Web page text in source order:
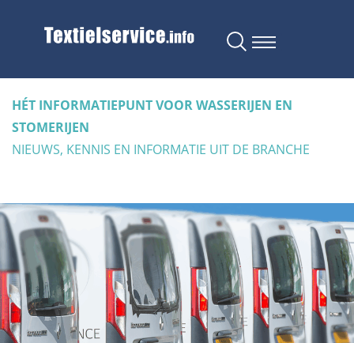
HÉT INFORMATIEPUNT VOOR WASSERIJEN EN
STOMERIJEN
NIEUWS, KENNIS EN INFORMATIE UIT DE BRANCHE